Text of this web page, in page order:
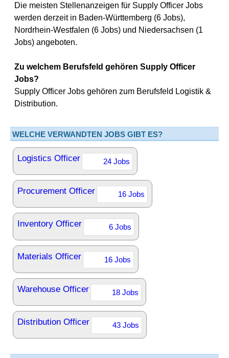
Die meisten Stellenanzeigen für Supply Officer Jobs
werden derzeit in Baden-Württemberg (6 Jobs),
Nordrhein-Westfalen (6 Jobs) und Niedersachsen (1
Jobs) angeboten.
Zu welchem Berufsfeld gehören Supply Officer
Jobs?
Supply Officer Jobs gehören zum Berufsfeld Logistik &
Distribution.
WELCHE VERWANDTEN JOBS GIBT ES?
Logistics Officer 24 Jobs
Procurement Officer 16 Jobs
Inventory Officer 6 Jobs
Materials Officer 16 Jobs
Warehouse Officer 18 Jobs
Distribution Officer 43 Jobs